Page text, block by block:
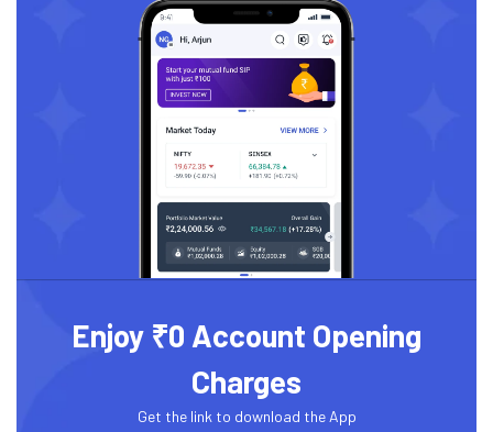
Enjoy ₹0 Account Opening
Charges
Get the link to download the App